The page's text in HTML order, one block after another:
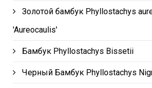
Золотой бамбук Phyllostachys
'Aureocaulis'
Бамбук Phyllostachys Bissetii
Черный Бамбук Phyllostachys